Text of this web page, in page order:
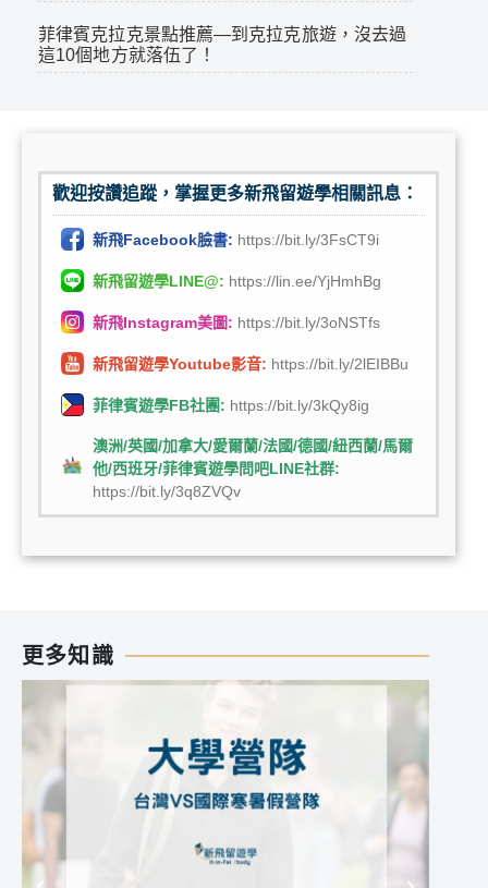
菲律賓克拉克景點推薦—到克拉克旅遊，沒去過
這10個地方就落伍了！
歡迎按讚追蹤，掌握更多新飛留遊學相關訊息：
新飛Facebook臉書: https://bit.ly/3FsCT9i
新飛留遊學LINE@: https://lin.ee/YjHmhBg
新飛Instagram美圖: https://bit.ly/3oNSTfs
新飛留遊學Youtube影音: https://bit.ly/2lEIBBu
菲律賓遊學FB社團: https://bit.ly/3kQy8ig
澳洲/英國/加拿大/愛爾蘭/法國/德國/紐西蘭/馬爾
他/西班牙/菲律賓遊學問吧LINE社群:
https://bit.ly/3q8ZVQv
更多知識